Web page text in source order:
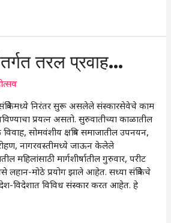
तरल प्रवाह…
निरंतर सुरू असलेले संस्कारसेवेचे काम
प्रयत्न असतो. सुरुवातीच्या काळातील
सोमवंशीय क्षत्रिय समाजातील उपनयन,
नागरवस्तीमध्ये जाऊन केलेले
महिलांसाठी मार्गशीर्षातील गुरुवार, परीट
मोठे प्रयोग झाले आहेत. सध्या संत्रिकेचे
विदेशात विविध संस्कार करत आहेत. हे